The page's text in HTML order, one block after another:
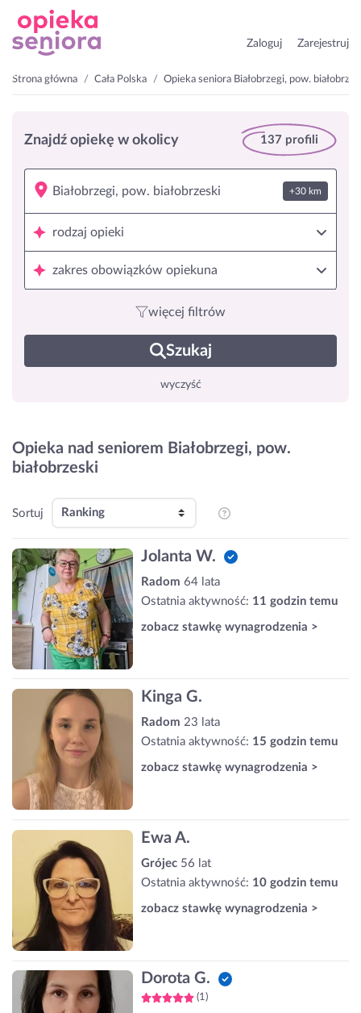
Zaloguj Zarejestruj
Strona główna Cała Polska Opieka seniora Białobrzegi, pow.
Znajdź opiekę w okolicy 137 profili
+30 km
rodzaj opieki
zakres obowiązków opiekuna
więcej filtrów
Szukaj
wyczyść
Opieka nad seniorem Białobrzegi, pow.
białobrzeski
Sortuj
Jolanta W.
Radom 64 lata
Ostatnia aktywność: 11 godzin temu
zobacz stawkę wynagrodzenia >
Kinga G.
Radom 23 lata
Ostatnia aktywność: 15 godzin temu
zobacz stawkę wynagrodzenia >
Ewa A.
Grójec 56 lat
Ostatnia aktywność: 10 godzin temu
zobacz stawkę wynagrodzenia >
Dorota G.
(1)